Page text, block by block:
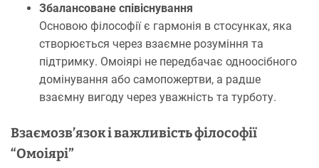
Збалансоване співіснування
Основою філософії є гармонія в стосунках, яка
створюється через взаємне розуміння та
підтримку. Омоіярі не передбачає одноосібного
домінування або самопожертви, а радше
взаємну вигоду через уважність та турботу.
Взаємозв’язок і важливість філософії
“Омоіярі”